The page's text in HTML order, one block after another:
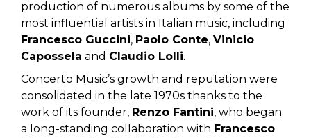
production of numerous albums by some of the
most influential artists in Italian music, including
Francesco Guccini, Paolo Conte, Vinicio
Capossela and Claudio Lolli.
Concerto Music’s growth and reputation were
consolidated in the late 1970s thanks to the
work of its founder, Renzo Fantini, who began
a long-standing collaboration with Francesco